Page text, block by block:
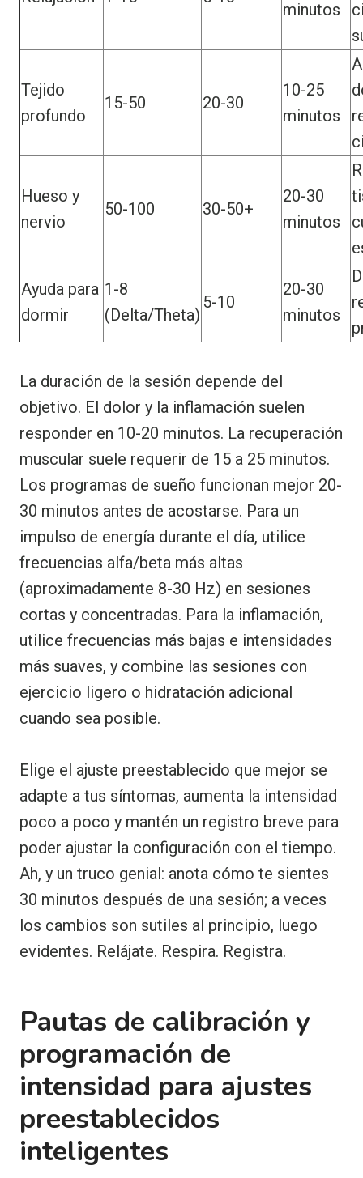
minutos
Tejido
profundo
15-50 20-30
10-25
minutos
Hueso y
nervio
50-100 30-50+
20-30
minutos
Ayuda para
dormir
1-8
(Delta/Theta)
5-10
20-30
minutos
La duración de la sesión depende del
objetivo. El dolor y la inflamación suelen
responder en 10-20 minutos. La recuperación
muscular suele requerir de 15 a 25 minutos.
Los programas de sueño funcionan mejor 20-
30 minutos antes de acostarse. Para un
impulso de energía durante el día, utilice
frecuencias alfa/beta más altas
(aproximadamente 8-30 Hz) en sesiones
cortas y concentradas. Para la inflamación,
utilice frecuencias más bajas e intensidades
más suaves, y combine las sesiones con
ejercicio ligero o hidratación adicional
cuando sea posible.
Elige el ajuste preestablecido que mejor se
adapte a tus síntomas, aumenta la intensidad
poco a poco y mantén un registro breve para
poder ajustar la configuración con el tiempo.
Ah, y un truco genial: anota cómo te sientes
30 minutos después de una sesión; a veces
los cambios son sutiles al principio, luego
evidentes. Relájate. Respira. Registra.
Pautas de calibración y
programación de
intensidad para ajustes
preestablecidos
inteligentes